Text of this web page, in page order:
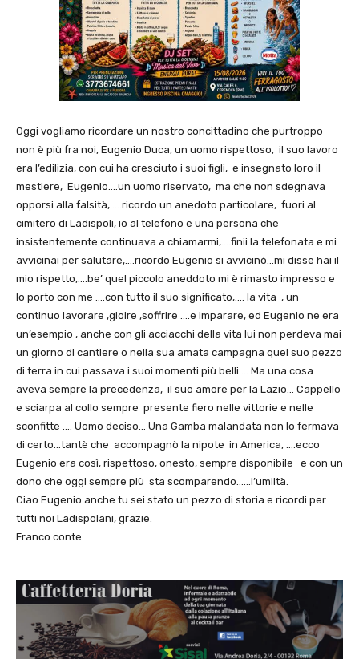
Oggi vogliamo ricordare un nostro concittadino che purtroppo
non è più fra noi, Eugenio Duca, un uomo rispettoso, il suo lavoro
era l’edilizia, con cui ha cresciuto i suoi figli, e insegnato loro il
mestiere, Eugenio….un uomo riservato, ma che non sdegnava
opporsi alla falsità, ….ricordo un anedoto particolare, fuori al
cimitero di Ladispoli, io al telefono e una persona che
insistentemente continuava a chiamarmi,….finii la telefonata e mi
avvicinai per salutare,….ricordo Eugenio si avvicinò…mi disse hai il
mio rispetto,….be’ quel piccolo aneddoto mi è rimasto impresso e
lo porto con me ….con tutto il suo significato,…. la vita , un
continuo lavorare ,gioire ,soffrire ….e imparare, ed Eugenio ne era
un’esempio , anche con gli acciacchi della vita lui non perdeva mai
un giorno di cantiere o nella sua amata campagna quel suo pezzo
di terra in cui passava i suoi momenti più belli…. Ma una cosa
aveva sempre la precedenza, il suo amore per la Lazio… Cappello
e sciarpa al collo sempre presente fiero nelle vittorie e nelle
sconfitte …. Uomo deciso… Una Gamba malandata non lo fermava
di certo…tantè che accompagnò la nipote in America, ….ecco
Eugenio era così, rispettoso, onesto, sempre disponibile e con un
dono che oggi sempre più sta scomparendo……l’umiltà.
Ciao Eugenio anche tu sei stato un pezzo di storia e ricordi per
tutti noi Ladispolani, grazie.
Franco conte